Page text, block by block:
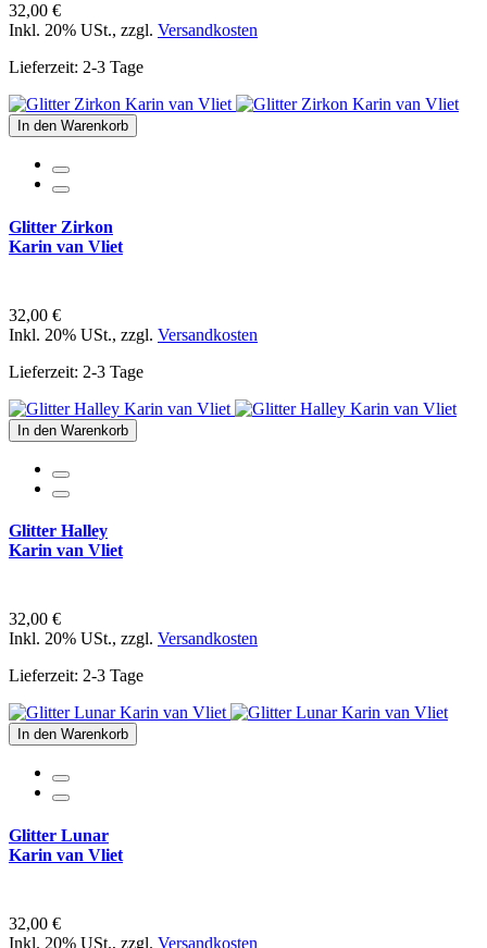
32,00 €
Inkl. 20% USt., zzgl. Versandkosten
Lieferzeit: 2-3 Tage
In den Warenkorb
Glitter Zirkon
Karin van Vliet
32,00 €
Inkl. 20% USt., zzgl. Versandkosten
Lieferzeit: 2-3 Tage
In den Warenkorb
Glitter Halley
Karin van Vliet
32,00 €
Inkl. 20% USt., zzgl. Versandkosten
Lieferzeit: 2-3 Tage
In den Warenkorb
Glitter Lunar
Karin van Vliet
32,00 €
Inkl. 20% USt., zzgl. Versandkosten